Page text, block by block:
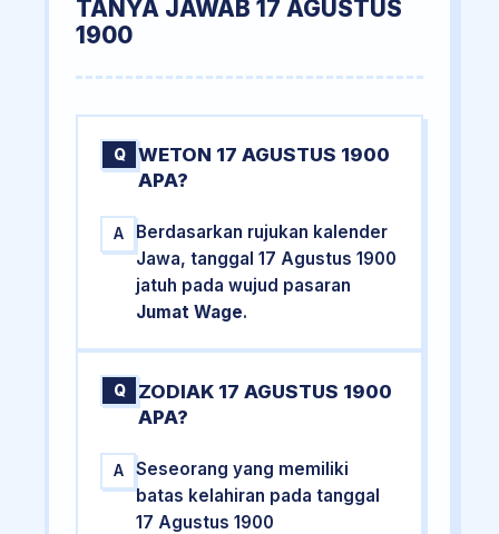
TANYA JAWAB 17 AGUSTUS
1900
Q
WETON 17 AGUSTUS 1900
APA?
A
Berdasarkan rujukan kalender
Jawa, tanggal 17 Agustus 1900
jatuh pada wujud pasaran
Jumat Wage.
Q
ZODIAK 17 AGUSTUS 1900
APA?
A
Seseorang yang memiliki
batas kelahiran pada tanggal
17 Agustus 1900